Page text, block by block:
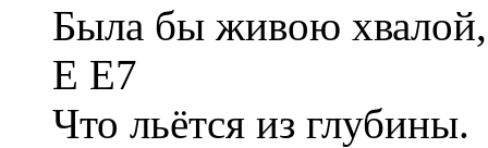
Была бы живою хвалой,
E E7
Что льётся из глубины.